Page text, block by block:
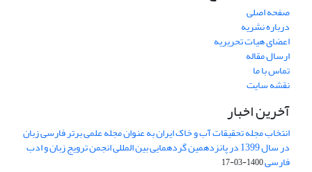
صفحه اصلی
درباره نشریه
اعضای هیات تحریریه
ارسال مقاله
تماس با ما
نقشه سایت
آخرین اخبار
انتخاب مجله تحقیقات آب و خاک ایران به عنوان مجله علمی برتر فارسی زبان
در سال 1399 در پانزدهمین گردهمایی بین المللی انجمن ترویج زبان و ادب
فارسی1400-03-17